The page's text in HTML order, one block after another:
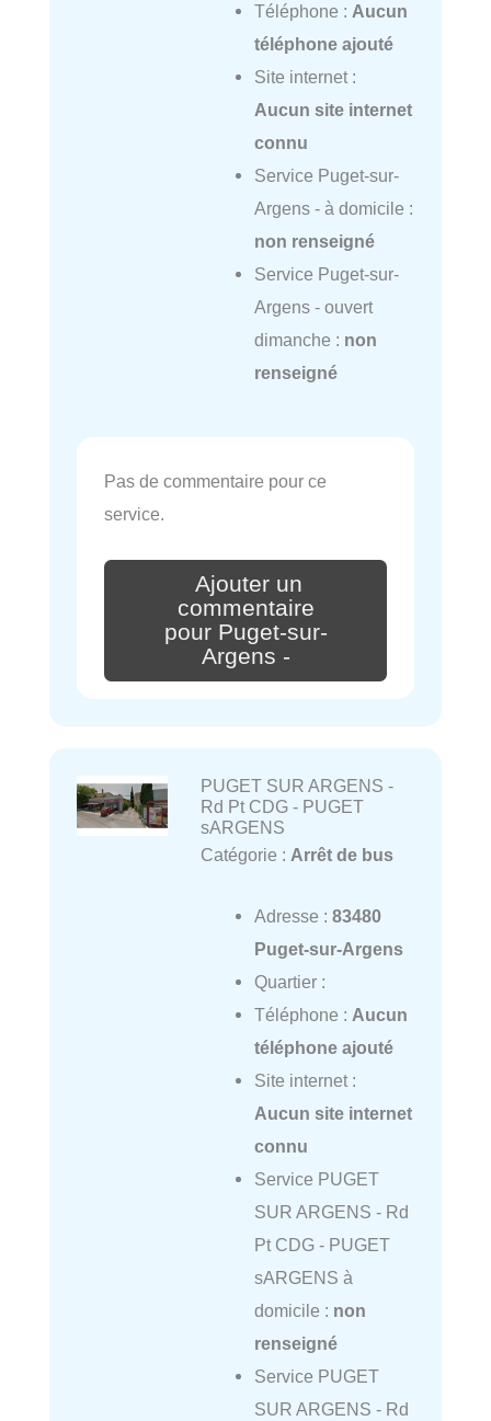
Téléphone : Aucun
téléphone ajouté
Site internet :
Aucun site internet
connu
Service Puget-sur-
Argens - à domicile :
non renseigné
Service Puget-sur-
Argens - ouvert
dimanche : non
renseigné
Pas de commentaire pour ce
service.
Ajouter un
commentaire
pour Puget-sur-
Argens -
PUGET SUR ARGENS -
Rd Pt CDG - PUGET
sARGENS
Catégorie : Arrêt de bus
Adresse : 83480
Puget-sur-Argens
Quartier :
Téléphone : Aucun
téléphone ajouté
Site internet :
Aucun site internet
connu
Service PUGET
SUR ARGENS - Rd
Pt CDG - PUGET
sARGENS à
domicile : non
renseigné
Service PUGET
SUR ARGENS - Rd